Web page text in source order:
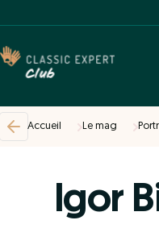
Accueil Le mag
Igor